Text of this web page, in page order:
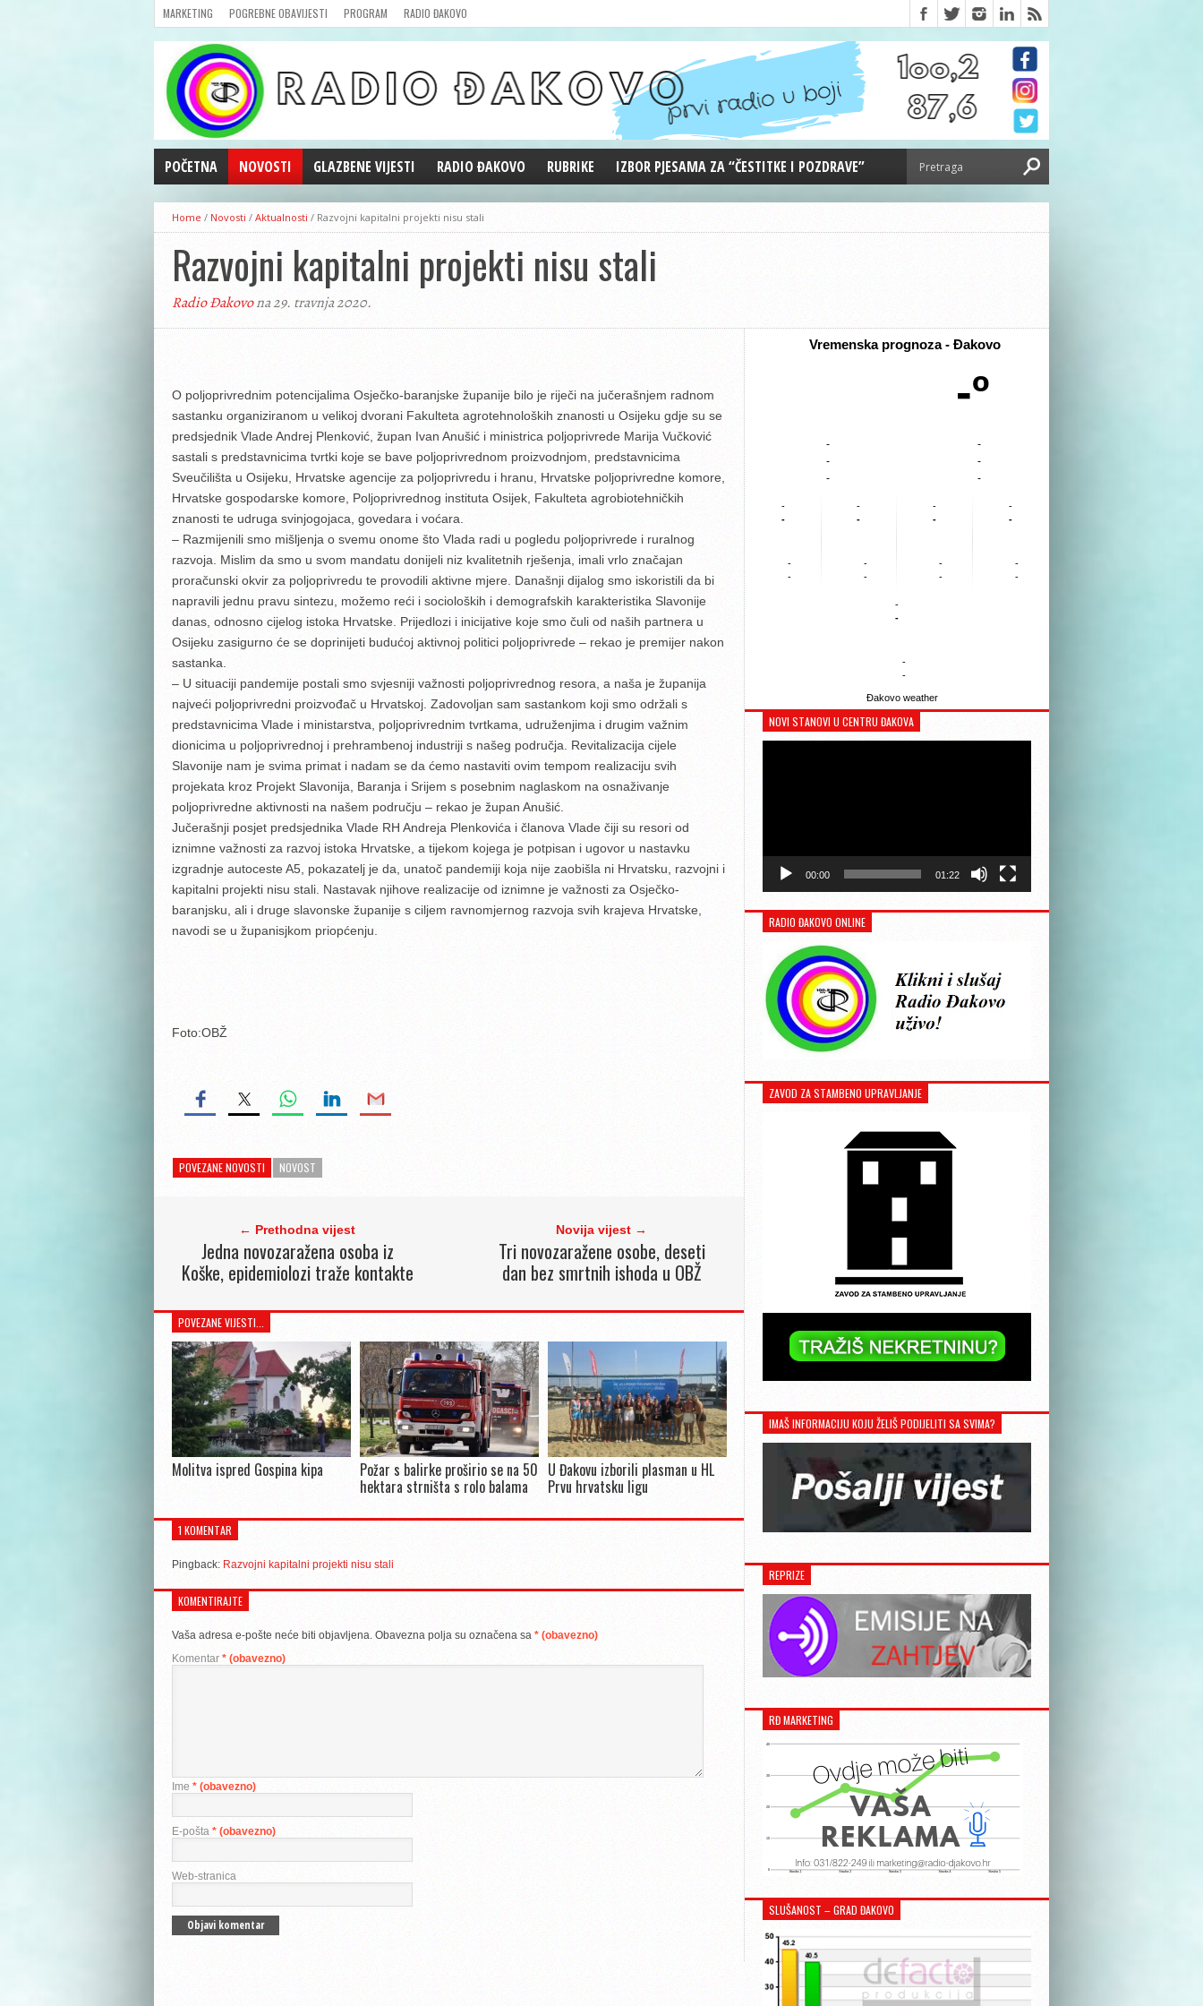
MARKETING POGREBNE OBAVIJESTI PROGRAM RADIO ĐAKOVO
POČETNA NOVOSTI
AKTUALNOSTI
CRNA KRONIKA
POLITIKA
ZANIMLJIVOSTI
GOSPODARSTVO
KULTURA
GLAZBENE VIJESTI RADIO ĐAKOVO
MARKETING
RUBRIKE
REPRIZE EMISIJA
DOBRE VIBRACIJE
ĐAKOVO GRADE
WEB ANKETA
IZBOR PJESAMA ZA “ČESTITKE I POZDRAVE”
Home / Novosti / Aktualnosti / Razvojni kapitalni projekti nisu stali
Razvojni kapitalni projekti nisu stali
Radio Đakovona 29. travnja 2020.
O poljoprivrednim potencijalima Osječko-baranjske županije bilo je riječi na jučerašnjem radnom
sastanku organiziranom u velikoj dvorani Fakulteta agrotehnoloških znanosti u Osijeku gdje su se
predsjednik Vlade Andrej Plenković, župan Ivan Anušić i ministrica poljoprivrede Marija Vučković
sastali s predstavnicima tvrtki koje se bave poljoprivrednom proizvodnjom, predstavnicima
Sveučilišta u Osijeku, Hrvatske agencije za poljoprivredu i hranu, Hrvatske poljoprivredne komore,
Hrvatske gospodarske komore, Poljoprivrednog instituta Osijek, Fakulteta agrobiotehničkih
znanosti te udruga svinjogojaca, govedara i voćara.
– Razmijenili smo mišljenja o svemu onome što Vlada radi u pogledu poljoprivrede i ruralnog
razvoja. Mislim da smo u svom mandatu donijeli niz kvalitetnih rješenja, imali vrlo značajan
proračunski okvir za poljoprivredu te provodili aktivne mjere. Današnji dijalog smo iskoristili da bi
napravili jednu pravu sintezu, možemo reći i socioloških i demografskih karakteristika Slavonije
danas, odnosno cijelog istoka Hrvatske. Prijedlozi i inicijative koje smo čuli od naših partnera u
Osijeku zasigurno će se doprinijeti budućoj aktivnoj politici poljoprivrede – rekao je premijer nakon
sastanka.
– U situaciji pandemije postali smo svjesniji važnosti poljoprivrednog resora, a naša je županija
najveći poljoprivredni proizvođač u Hrvatskoj. Zadovoljan sam sastankom koji smo održali s
predstavnicima Vlade i ministarstva, poljoprivrednim tvrtkama, udruženjima i drugim važnim
dionicima u poljoprivrednoj i prehrambenoj industriji s našeg područja. Revitalizacija cijele
Slavonije nam je svima primat i nadam se da ćemo nastaviti ovim tempom realizaciju svih
projekata kroz Projekt Slavonija, Baranja i Srijem s posebnim naglaskom na osnaživanje
poljoprivredne aktivnosti na našem području – rekao je župan Anušić.
Jučerašnji posjet predsjednika Vlade RH Andreja Plenkovića i članova Vlade čiji su resori od
iznimne važnosti za razvoj istoka Hrvatske, a tijekom kojega je potpisan i ugovor u nastavku
izgradnje autoceste A5, pokazatelj je da, unatoč pandemiji koja nije zaobišla ni Hrvatsku, razvojni i
kapitalni projekti nisu stali. Nastavak njihove realizacije od iznimne je važnosti za Osječko-
baranjsku, ali i druge slavonske županije s ciljem ravnomjernog razvoja svih krajeva Hrvatske,
navodi se u županisjkom priopćenju.
Foto:OBŽ
POVEZANE NOVOSTI NOVOST
← Prethodna vijest
Jedna novozaražena osoba iz
Koške, epidemiolozi traže kontakte
Novija vijest →
Tri novozaražene osobe, deseti
dan bez smrtnih ishoda u OBŽ
POVEZANE VIJESTI...
Molitva ispred Gospina kipa Požar s balirke proširio se na 50
hektara strništa s rolo balama
U Đakovu izborili plasman u HL
Prvu hrvatsku ligu
1 KOMENTAR
Pingback: Razvojni kapitalni projekti nisu stali
KOMENTIRAJTE
Vaša adresa e-pošte neće biti objavljena. Obavezna polja su označena sa * (obavezno)
Komentar * (obavezno)
Ime * (obavezno)
E-pošta * (obavezno)
Web-stranica
Vremenska prognoza - Đakovo
-º
-
-
-
-
-
-
-
-
-
-
-
-
-
-
-
-
-
-
-
-
-
-
-
-
-
-
Đakovo weather
NOVI STANOVI U CENTRU ĐAKOVA
00:00 01:22
RADIO ĐAKOVO ONLINE
ZAVOD ZA STAMBENO UPRAVLJANJE
IMAŠ INFORMACIJU KOJU ŽELIŠ PODIJELITI SA SVIMA?
REPRIZE
RĐ MARKETING
SLUŠANOST – GRAD ĐAKOVO